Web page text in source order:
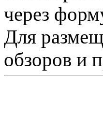
через
Для
обзоров и